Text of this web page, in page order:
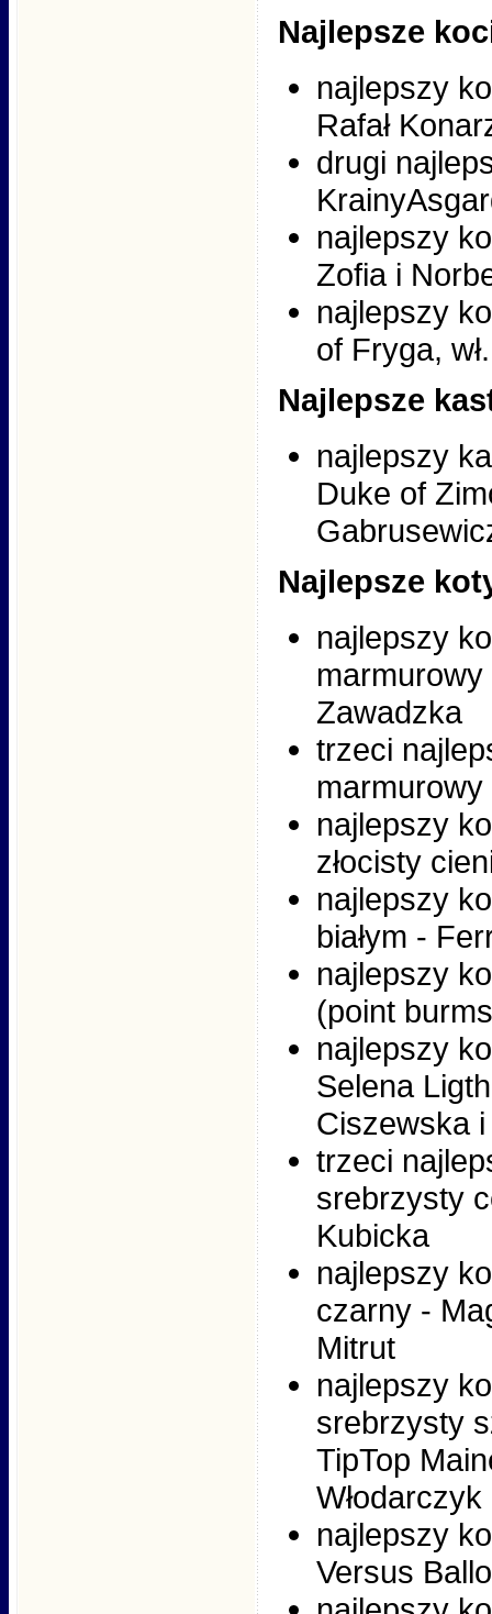
Najlepsze
najlepszy
Rafał
drugi
najlepszy
Zofia i
najlepszy
of Fryga,
Najlepsze
najlepszy
Duke of
Najlepsze
najlepszy
marmurowy
Zawadzka
trzeci
marmurowy
najlepszy
złocisty
najlepszy
białym -
najlepszy
(point
najlepszy
Selena
Ciszewska i
trzeci
srebrzysty
Kubicka
najlepszy
czarny -
Mitrut
najlepszy
srebrzysty
TipTop
Włodarczyk
najlepszy
Versus